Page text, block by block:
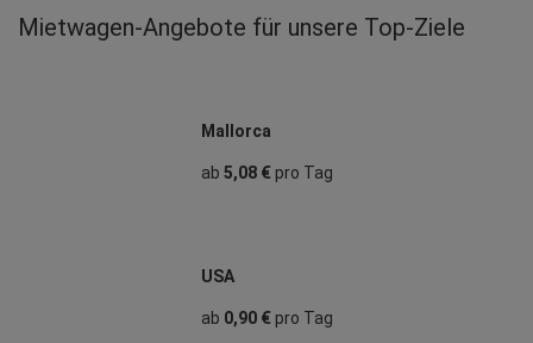
Mietwagen‑Angebote für unsere Top‑Ziele
Mallorca
ab 5,08 €pro Tag
USA
ab 0,90 €pro Tag